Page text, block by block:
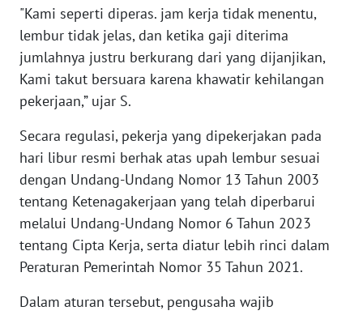
"Kami seperti diperas. jam kerja tidak menentu,
lembur tidak jelas, dan ketika gaji diterima
jumlahnya justru berkurang dari yang dijanjikan,
Kami takut bersuara karena khawatir kehilangan
pekerjaan,” ujar S.
Secara regulasi, pekerja yang dipekerjakan pada
hari libur resmi berhak atas upah lembur sesuai
dengan Undang-Undang Nomor 13 Tahun 2003
tentang Ketenagakerjaan yang telah diperbarui
melalui Undang-Undang Nomor 6 Tahun 2023
tentang Cipta Kerja, serta diatur lebih rinci dalam
Peraturan Pemerintah Nomor 35 Tahun 2021.
Dalam aturan tersebut, pengusaha wajib
WN
JATIM
BALI
WN
KALBAR
WN
KALTENG
WN